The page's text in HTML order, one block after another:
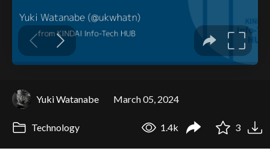
Yuki Watanabe March 05, 2024
Technology 1.4k 3